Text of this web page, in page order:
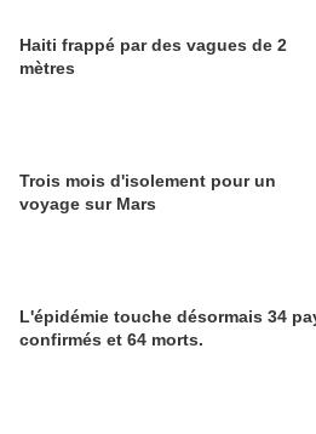
Haiti frappé par des vagues de 2
mètres
Trois mois d'isolement pour un
voyage sur Mars
L'épidémie touche désormais 34
confirmés et 64 morts.